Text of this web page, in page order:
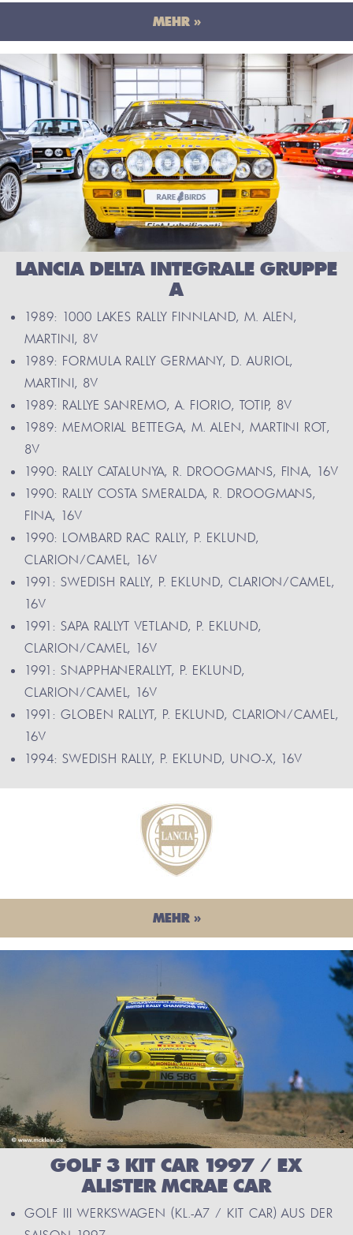
MEHR »
LANCIA DELTA INTEGRALE GRUPPE
A
1989: 1000 LAKES RALLY FINNLAND, M. ALEN,
MARTINI, 8V
1989: FORMULA RALLY GERMANY, D. AURIOL,
MARTINI, 8V
1989: RALLYE SANREMO, A. FIORIO, TOTIP, 8V
1989: MEMORIAL BETTEGA, M. ALEN, MARTINI ROT,
8V
1990: RALLY CATALUNYA, R. DROOGMANS, FINA, 16V
1990: RALLY COSTA SMERALDA, R. DROOGMANS,
FINA, 16V
1990: LOMBARD RAC RALLY, P. EKLUND,
CLARION/CAMEL, 16V
1991: SWEDISH RALLY, P. EKLUND, CLARION/CAMEL,
16V
1991: SAPA RALLYT VETLAND, P. EKLUND,
CLARION/CAMEL, 16V
1991: SNAPPHANERALLYT, P. EKLUND,
CLARION/CAMEL, 16V
1991: GLOBEN RALLYT, P. EKLUND, CLARION/CAMEL,
16V
1994: SWEDISH RALLY, P. EKLUND, UNO-X, 16V
MEHR »
GOLF 3 KIT CAR 1997 / EX
ALISTER MCRAE CAR
GOLF III WERKSWAGEN (KL.-A7 / KIT CAR) AUS DER